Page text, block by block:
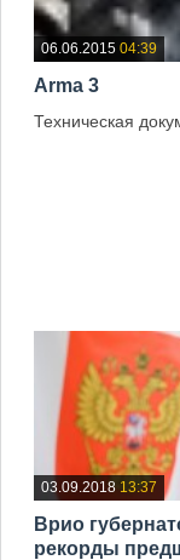
06.06.2015 04:39
Arma 3
Техническая
03.09.2018 13:37
Врио
рекорды